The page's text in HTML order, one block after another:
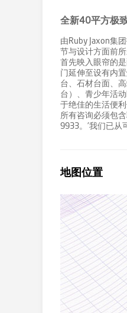
全新40平方极
由Ruby Jaxon集
节与设计方面前
首先映入眼帘的
门延伸至设有内
台、石材台面、
台）、青少年活
于绝佳的生活便
所有咨询必须包
9933。'我们已从
地图位置